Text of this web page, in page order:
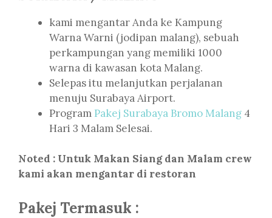
kami mengantar Anda ke Kampung
Warna Warni (jodipan malang), sebuah
perkampungan yang memiliki 1000
warna di kawasan kota Malang.
Selepas itu melanjutkan perjalanan
menuju Surabaya Airport.
Program Pakej Surabaya Bromo Malang 4
Hari 3 Malam Selesai.
Noted : Untuk Makan Siang dan Malam crew
kami akan mengantar di restoran
Pakej Termasuk :